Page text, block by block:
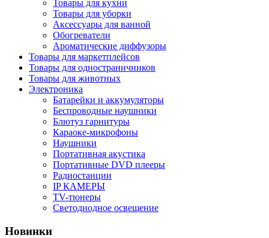
Товары для кухни
Товары для уборки
Аксессуары для ванной
Обогреватели
Ароматические диффузоры
Товары для маркетплейсов
Товары для одностраничников
Товары для животных
Электроника
Батарейки и аккумуляторы
Беспроводные наушники
Блютуз гарнитуры
Караоке-микрофоны
Наушники
Портативная акустика
Портативные DVD плееры
Радиостанции
IP КАМЕРЫ
TV-тюнеры
Светодиодное освещение
Новинки